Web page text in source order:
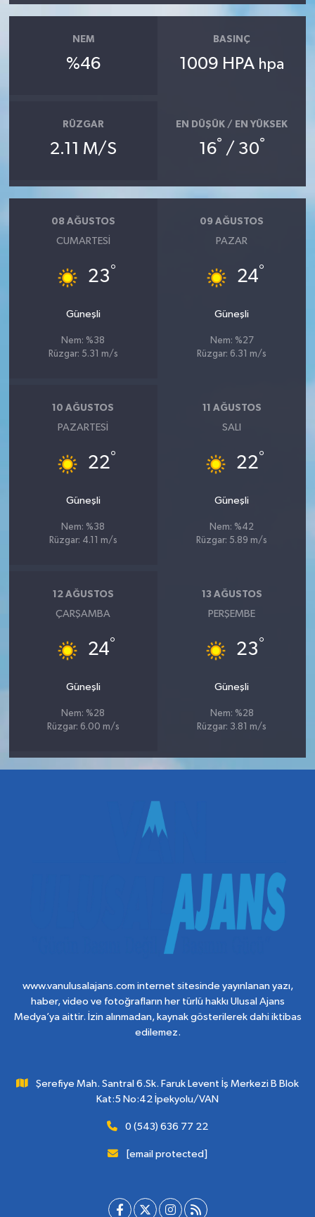
NEM
%46
BASINÇ
1009 HPA hpa
RÜZGAR
2.11 M/S
EN DÜŞÜK / EN YÜKSEK
16° / 30°
08 AĞUSTOS
CUMARTESI
23°
Güneşli
Nem: %38
Rüzgar: 5.31 m/s
09 AĞUSTOS
PAZAR
24°
Güneşli
Nem: %27
Rüzgar: 6.31 m/s
10 AĞUSTOS
PAZARTESI
22°
Güneşli
Nem: %38
Rüzgar: 4.11 m/s
11 AĞUSTOS
SALI
22°
Güneşli
Nem: %42
Rüzgar: 5.89 m/s
12 AĞUSTOS
ÇARŞAMBA
24°
Güneşli
Nem: %28
Rüzgar: 6.00 m/s
13 AĞUSTOS
PERŞEMBE
23°
Güneşli
Nem: %28
Rüzgar: 3.81 m/s
www.vanulusalajans.com internet sitesinde yayınlanan yazı,
haber, video ve fotoğrafların her türlü hakkı Ulusal Ajans
Medya’ya aittir. İzin alınmadan, kaynak gösterilerek dahi iktibas
edilemez.
Şerefiye Mah. Santral 6.Sk. Faruk Levent İş Merkezi B Blok
Kat:5 No:42 İpekyolu/VAN
0 (543) 636 77 22
[email protected]